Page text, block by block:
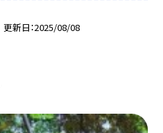
更新日 2025/08/08